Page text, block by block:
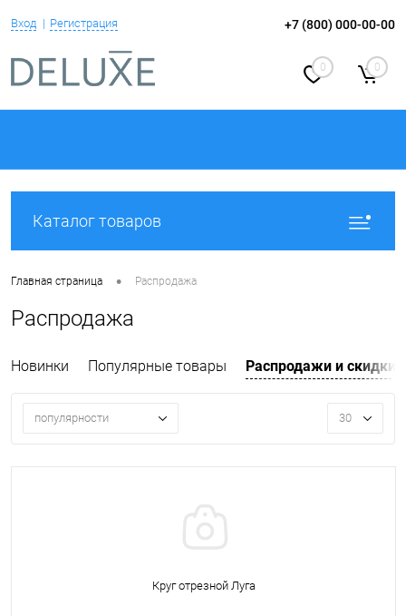
Вход Регистрация +7 (800) 000-00-00
0 0
Каталог товаров
Главная страница • Распродажа
Распродажа
Новинки Популярные товары Распродажи и скидки
популярности 30
Круг отрезной Луга